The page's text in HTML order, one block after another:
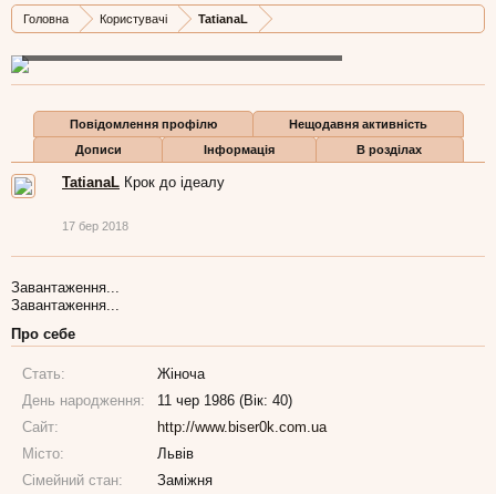
Головна Користувачі TatianaL
Остання активність TatianaL:17 бер 2018
Дописів
Карма Бали
Повідомлення профілю
Нещодавня активність
Дописи
Інформація В розділах
TatianaL Крок до ідеалу
17 бер 2018
Завантаження...
Завантаження...
Про себе
Стать:
Жіноча
День народження:
11 чер 1986 (Вік: 40)
Сайт:
http://www.biser0k.com.ua
Місто:
Львів
Сімейний стан:
Заміжня